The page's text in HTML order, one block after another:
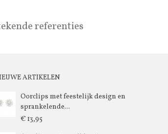
referenties
ARTIKELEN
Oorclips met feestelijk design en
sprankelende...
€ 13,95